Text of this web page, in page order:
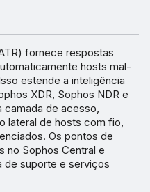
日本語
한국어
Português
中文（繁體）
fornece respostas
hosts mal-
estende a inteligência
XDR, Sophos NDR e
de acesso,
lateral de hosts com fio,
Os pontos de
no Sophos Central e
de suporte e serviços